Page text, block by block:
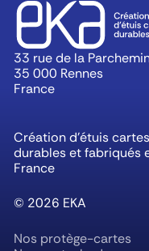
33 rue de la
35 000 Rennes
France
Création d’étuis cartes
durables et fabriqués
France
© 2026 EKA
Nos protège-cartes